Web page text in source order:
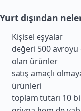
Yurt dışından
Kişisel eşyalar
değeri 500 avroyu
olan ürünler
satış amaçlı
ürünleri
toplam tutarı 10